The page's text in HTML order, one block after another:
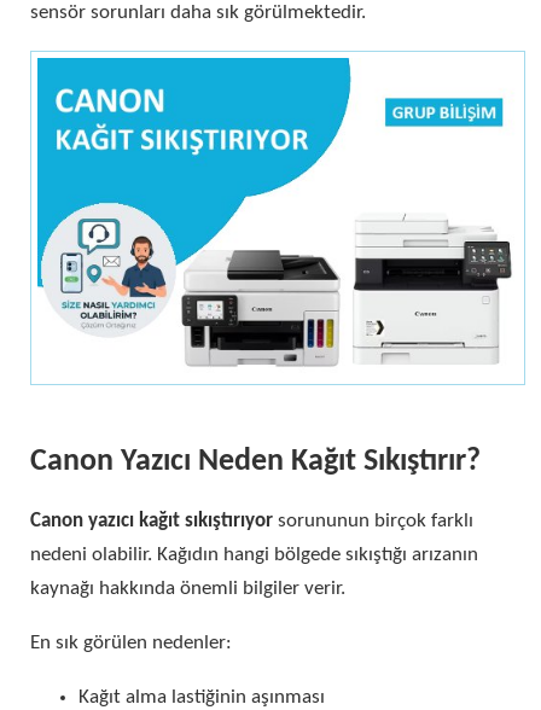
sensör sorunları daha sık görülmektedir.
Canon Yazıcı Neden Kağıt Sıkıştırır?
Canon yazıcı kağıt sıkıştırıyor sorununun birçok farklı
nedeni olabilir. Kağıdın hangi bölgede sıkıştığı arızanın
kaynağı hakkında önemli bilgiler verir.
En sık görülen nedenler:
Kağıt alma lastiğinin aşınması